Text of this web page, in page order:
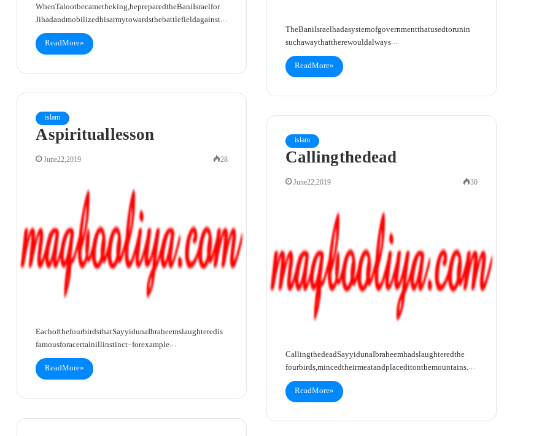
When Taloot became the king, he prepared the Bani Israel for
Jihad and mobilized his army towards the battlefield against…
Read More »
The Bani Israel had a system of government that used to run in
such a way that there would always…
Read More »
islam
A spiritual lesson
June 22, 2019 28
Each of the four birds that Sayyiduna Ibraheem slaughtered is
famous for a certain ill instinct – for example…
Read More »
islam
Calling the dead
June 22, 2019 30
Calling the dead Sayyiduna Ibraheem had slaughtered the
four birds, minced their meat and placed it on the mountains.…
Read More »